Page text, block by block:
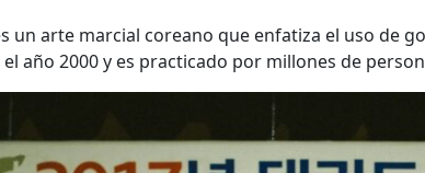
un arte marcial coreano que enfatiza el uso de
año 2000 y es practicado por millones de